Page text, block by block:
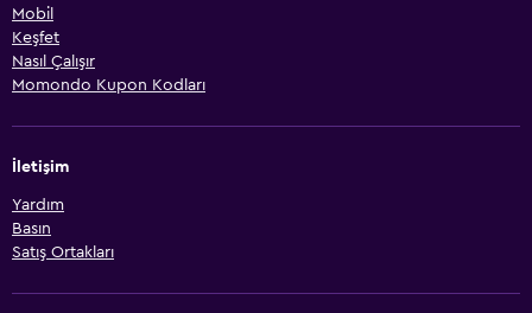
Mobil
Keşfet
Nasıl Çalışır
Momondo Kupon Kodları
İletişim
Yardım
Basın
Satış Ortakları